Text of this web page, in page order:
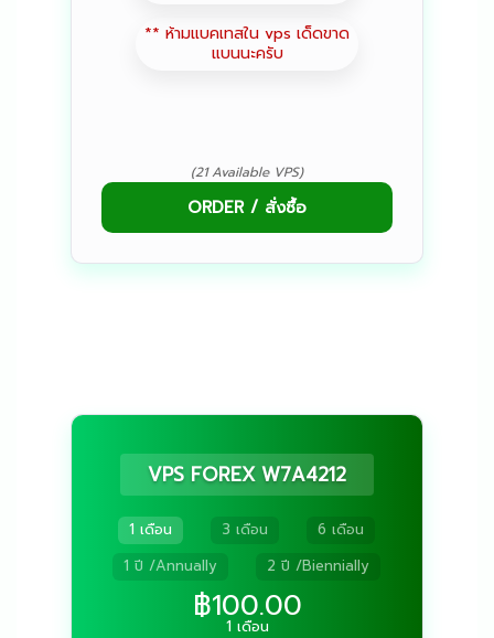
** ห้ามแบคเทสใน vps เด็ดขาด
แบนนะครับ
(21 Available VPS)
ORDER / สั่งซื้อ
VPS FOREX W7A4212
1 เดือน 3 เดือน
6 เดือน
1 ปี /Annually
2 ปี /Biennially
฿100.00
1 เดือน